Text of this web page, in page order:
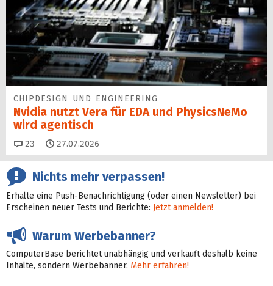
CHIPDESIGN UND ENGINEERING
Nvidia nutzt Vera für EDA und PhysicsNeMo
wird agentisch
23 Kommentare
27.07.2026
Nichts mehr verpassen!
Erhalte eine Push-Benachrichtigung (oder einen Newsletter) bei
Erscheinen neuer Tests und Berichte: Jetzt anmelden!
Warum Werbebanner?
ComputerBase berichtet unabhängig und verkauft deshalb keine
Inhalte, sondern Werbebanner. Mehr erfahren!